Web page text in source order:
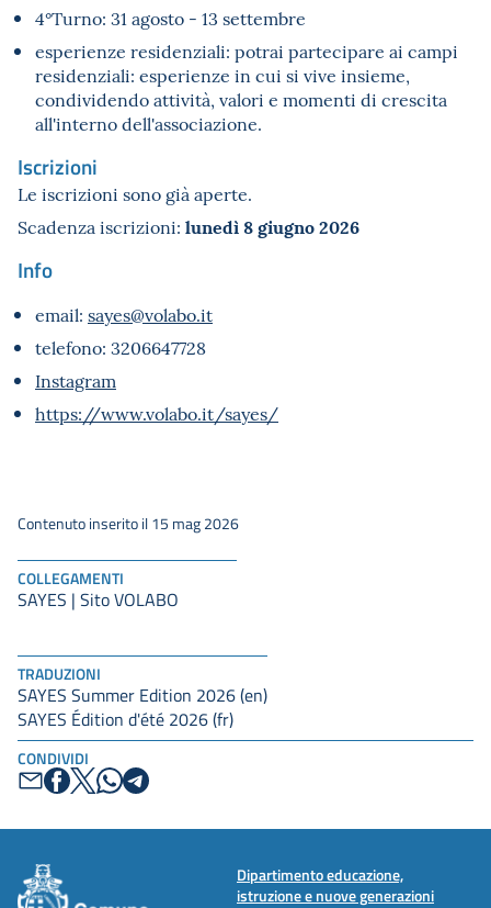
TRADUZIONI
SAYES Summer Edition 2026 (en)
SAYES Édition d'été 2026 (fr)
CONDIVIDI
4°Turno: 31 agosto - 13 settembre
esperienze residenziali: potrai partecipare ai campi
residenziali: esperienze in cui si vive insieme,
condividendo attività, valori e momenti di crescita
all'interno dell'associazione.
Iscrizioni
Le iscrizioni sono già aperte.
Scadenza iscrizioni: lunedì 8 giugno 2026
Info
email: sayes@volabo.it
telefono: 3206647728
Instagram
https://www.volabo.it/sayes/
COLLEGAMENTI
SAYES | Sito VOLABO
Contenuto inserito il 15 mag 2026
Dipartimento educazione,
istruzione e nuove generazioni